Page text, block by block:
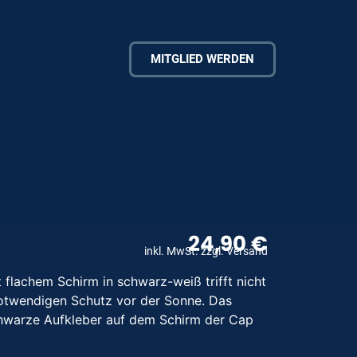
MITGLIED WERDEN
24,90€
inkl. MwSt. zzgl. Versand
flachem Schirm in schwarz-weiß trifft nicht
Schutz vor der Sonne. Das
Aufkleber auf dem Schirm der Cap